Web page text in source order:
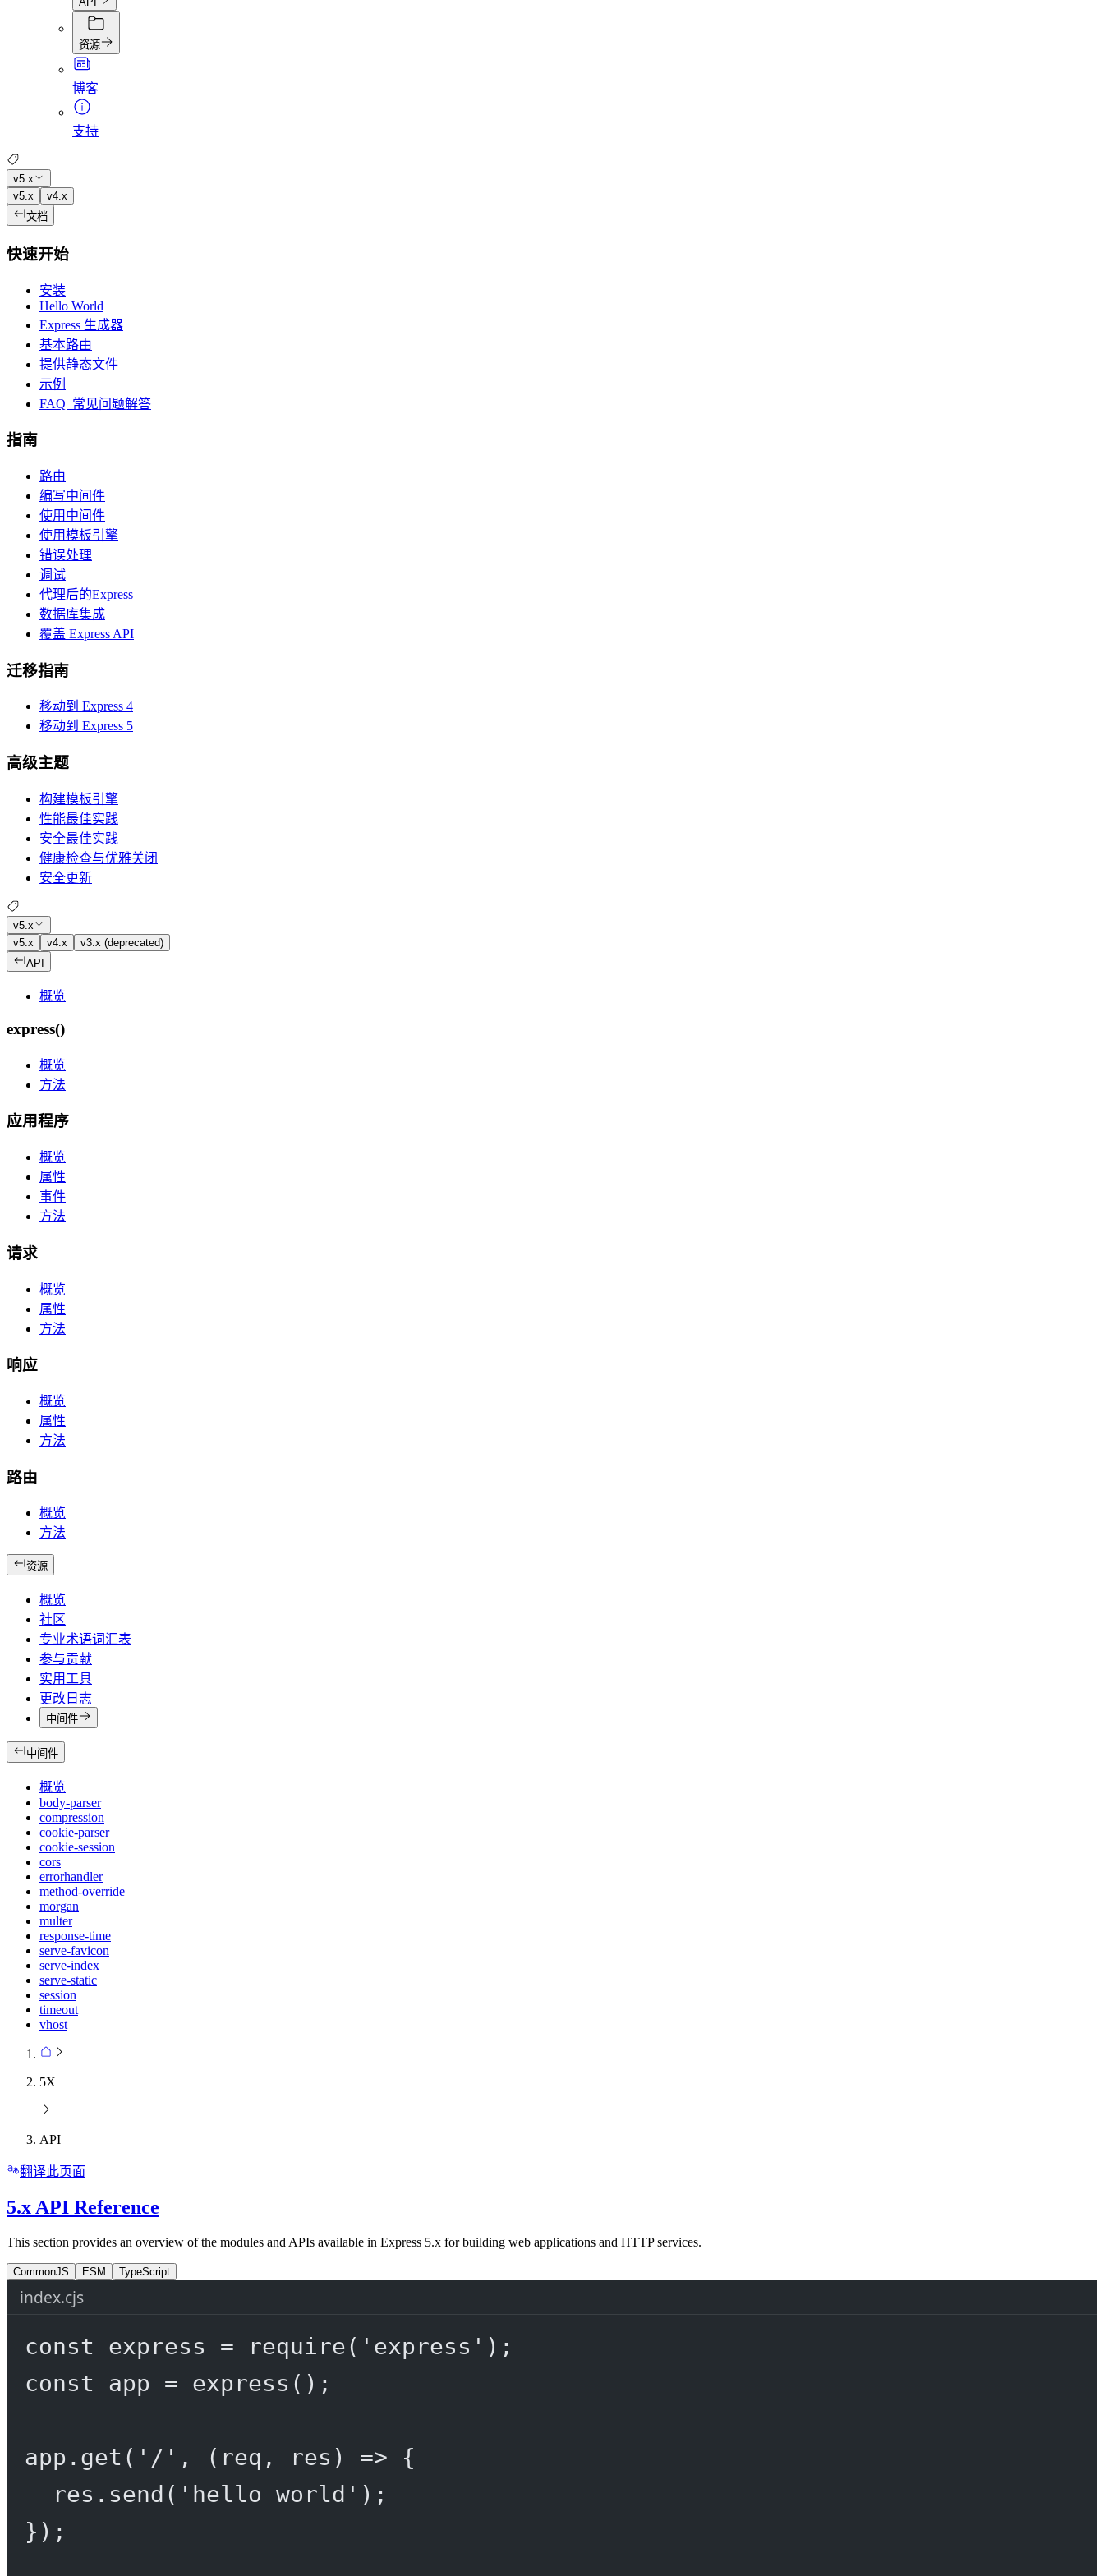
资源
博客
支持
v5.x
v5.x
v4.x
文档
快速开始
安装
Hello World
Express 生成器
基本路由
提供静态文件
示例
FAQ 常见问题解答
指南
路由
编写中间件
使用中间件
使用模板引擎
错误处理
调试
代理后的Express
数据库集成
覆盖 Express API
迁移指南
移动到 Express 4
移动到 Express 5
高级主题
构建模板引擎
性能最佳实践
安全最佳实践
健康检查与优雅关闭
安全更新
v5.x
v5.x
v4.x
v3.x (deprecated)
API
概览
express()
概览
方法
应用程序
概览
属性
事件
方法
请求
概览
属性
方法
响应
概览
属性
方法
路由
概览
方法
资源
概览
社区
专业术语词汇表
参与贡献
实用工具
更改日志
中间件
中间件
概览
body-parser
compression
cookie-parser
cookie-session
cors
errorhandler
method-override
morgan
multer
response-time
serve-favicon
serve-index
serve-static
session
timeout
vhost
5X
API
翻译此页面
5.x API Reference
This section provides an overview of the modules and APIs available in Express 5.x for building web applications and HTTP services.
CommonJS ESM TypeScript
index.cjs
const express = require( 'express' );
const
app = express ();
app. get ( '/' , ( req , res ) => {
res. send ( 'hello world' );
});